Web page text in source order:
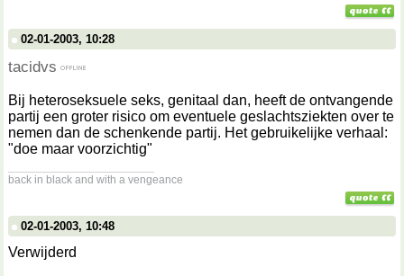
02-01-2003, 10:28
tacidvs
Bij heteroseksuele seks, genitaal dan, heeft de ontvangende
partij een groter risico om eventuele geslachtsziekten over te
nemen dan de schenkende partij. Het gebruikelijke verhaal:
"doe maar voorzichtig"
back in black and with a vengeance
02-01-2003, 10:48
Verwijderd